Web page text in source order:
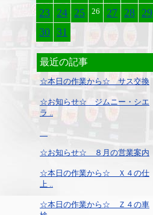
23 24 25 26 27 28 29
30 31
最近の記事
☆本日の作業から☆ サス交換
☆お知らせ☆ ジムニー・シエ
ラ ..
☆お知らせ☆ ８月の営業案内
☆本日の作業から☆ Ｘ４の仕
上 ..
☆本日の作業から☆ Ｚ４の車